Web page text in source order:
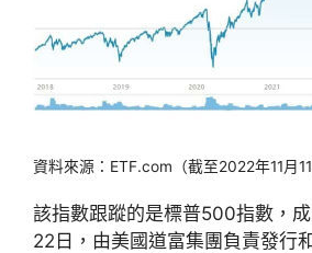
資料來源：ETF.com（截至2022年11月11
該指數跟蹤的是標普500指數，
22日，由美國道富集團負責發行